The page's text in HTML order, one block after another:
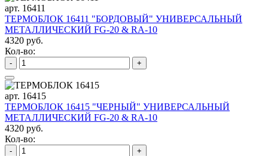
арт. 16411
ТЕРМОБЛОК 16411 "БОРДОВЫЙ" УНИВЕРСАЛЬНЫЙ
МЕТАЛЛИЧЕСКИЙ FG-20 & RA-10
4320 руб.
Кол-во:
- +
арт. 16415
ТЕРМОБЛОК 16415 "ЧЕРНЫЙ" УНИВЕРСАЛЬНЫЙ
МЕТАЛЛИЧЕСКИЙ FG-20 & RA-10
4320 руб.
Кол-во:
- +